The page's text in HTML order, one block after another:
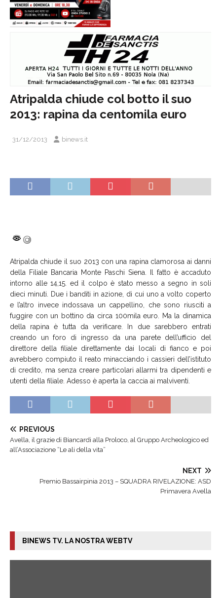
Atripalda chiude col botto il suo
2013: rapina da centomila euro
31/12/2013 binews.it
Atripalda chiude il suo 2013 con una rapina clamorosa ai danni
della Filiale Bancaria Monte Paschi Siena. Il fatto è accaduto
intorno alle 14,15. ed il colpo è stato messo a segno in soli
dieci minuti. Due i banditi in azione, di cui uno a volto coperto
e l’altro invece indossava un cappellino, che sono riusciti a
fuggire con un bottino da circa 100mila euro. Ma la dinamica
della rapina è tutta da verificare. In due sarebbero entrati
creando un foro di ingresso da una parete dell’ufficio del
direttore della filiale direttamente dai locali di fianco e poi
avrebbero compiuto il reato minacciando i cassieri dell’istituto
di credito, ma senza creare particolari allarmi tra dipendenti e
utenti della filiale. Adesso è aperta la caccia ai malviventi.
PREVIOUS
Avella, il grazie di Biancardi alla Proloco, al Gruppo Archeologico ed
all’Associazione “Le ali della vita”
NEXT
Premio Bassairpinia 2013 – SQUADRA RIVELAZIONE: ASD
Primavera Avella
BINEWS TV. LA NOSTRA WEBTV